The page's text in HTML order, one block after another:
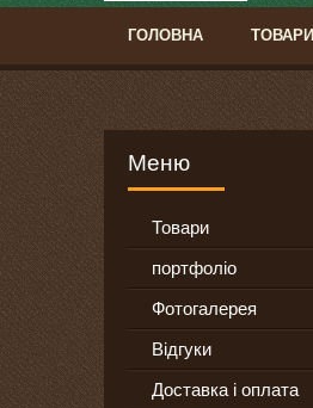
ГОЛОВНА ТОВАРИ
Товари
портфоліо
Фотогалерея
Відгуки
Доставка і оплата